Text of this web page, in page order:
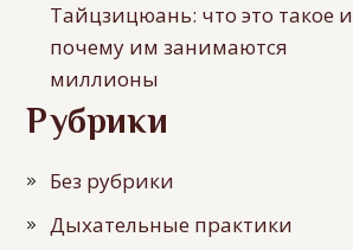
Тайцзицюань: что это такое и
почему им занимаются
миллионы
Рубрики
Без рубрики
Дыхательные практики